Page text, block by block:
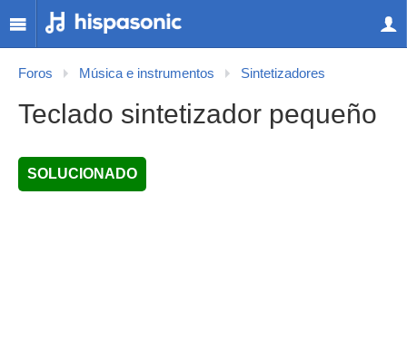
Foros Música e instrumentos Sintetizadores
Teclado sintetizador pequeño
SOLUCIONADO